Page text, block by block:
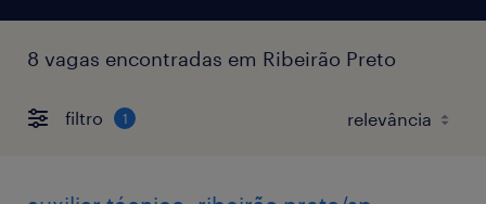
8 vagas encontradas em Ribeirão Preto
filtro 1